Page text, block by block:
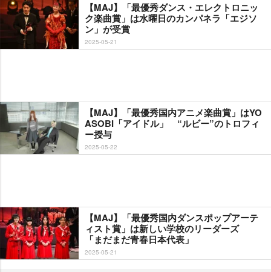
【MAJ】「最優秀ダンス・エレクトロニッ
ク楽曲賞」は水曜日のカンパネラ「エジソ
ン」が受賞
2025-05-21
【MAJ】「最優秀国内アニメ楽曲賞」はYO
ASOBI「アイドル」 “ルビー”のトロフィ
ー授与
2025-05-22
【MAJ】「最優秀国内ダンスポップアーテ
ィスト賞」は新しい学校のリーダーズ
「まだまだ青春日本代表」
2025-05-21